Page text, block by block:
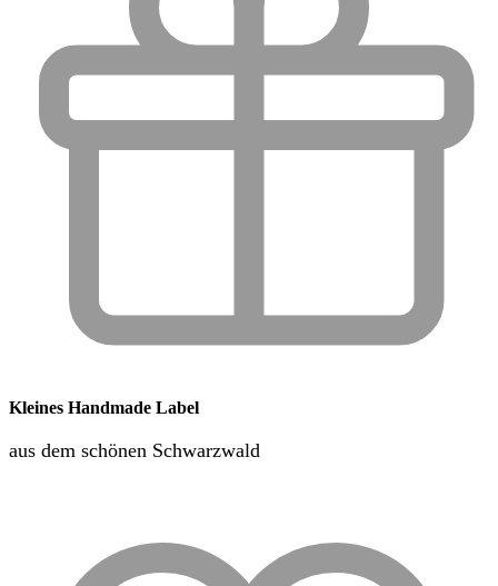
Kleines Handmade Label
aus dem schönen Schwarzwald